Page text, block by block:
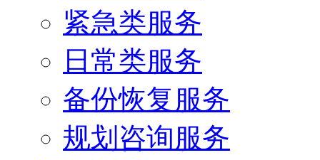
紧急类服务
日常类服务
备份恢复服务
规划咨询服务